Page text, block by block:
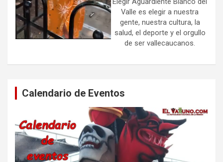
Valle es elegir a nuestra
gente, nuestra cultura, la
salud, el deporte y el orgullo
de ser vallecaucanos.
Calendario de Eventos